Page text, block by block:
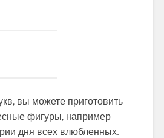
вы можете приготовить
фигуры, например
дня всех влюбленных.